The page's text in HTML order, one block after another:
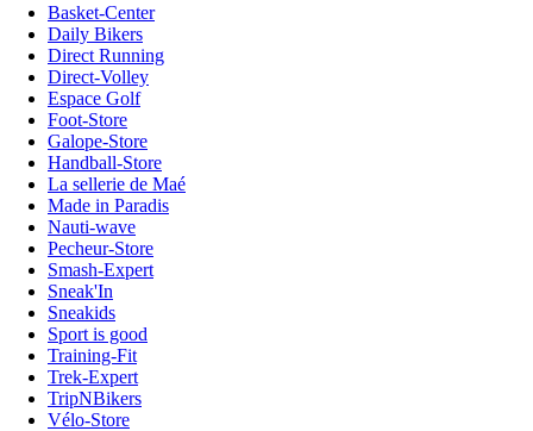
Basket-Center
Daily Bikers
Direct Running
Direct-Volley
Espace Golf
Foot-Store
Galope-Store
Handball-Store
La sellerie de Maé
Made in Paradis
Nauti-wave
Pecheur-Store
Smash-Expert
Sneak'In
Sneakids
Sport is good
Training-Fit
Trek-Expert
TripNBikers
Vélo-Store